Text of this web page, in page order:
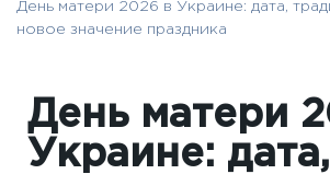
День матери 2026 в Украине: дата,
новое значение праздника
День матери
Украине: дата,